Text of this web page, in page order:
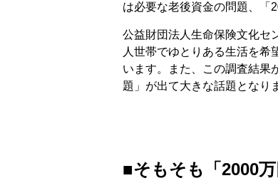
は必要な老後資金の問題、「
公益財団法人生命保険文化セ
人世帯でゆとりある生活を希
います。また、この調査結果
題」が出て大きな話題となり
■そもそも「2000